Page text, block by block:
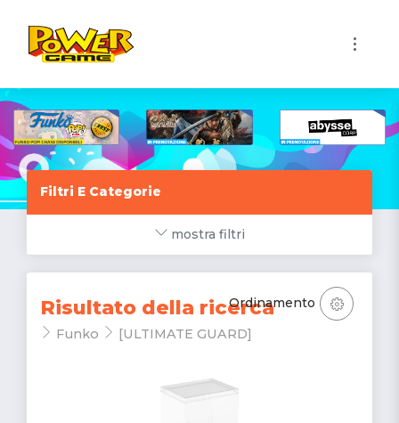
Filtri E Categorie
mostra filtri
Risultato della ricerca
Funko [ULTIMATE GUARD]
Ordinamento